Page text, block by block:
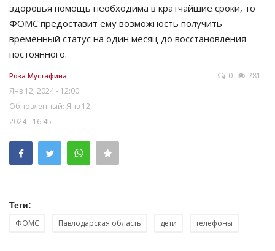
здоровья помощь необходима в кратчайшие сроки, то
ФОМС предоставит ему возможность получить
временный статус на один месяц до восстановления
постоянного.
Роза Мустафина
Янв 12, 2024 - 12:00
Обновленный: Янв 12,
2024 - 16:45
0 281
Теги:
ФОМС Павлодарская область дети телефоны